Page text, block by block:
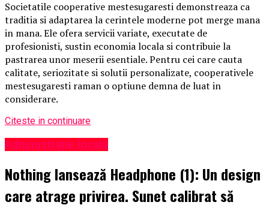
Societatile cooperative mestesugaresti demonstreaza ca
traditia si adaptarea la cerintele moderne pot merge mana
in mana. Ele ofera servicii variate, executate de
profesionisti, sustin economia locala si contribuie la
pastrarea unor meserii esentiale. Pentru cei care cauta
calitate, seriozitate si solutii personalizate, cooperativele
mestesugaresti raman o optiune demna de luat in
considerare.
Citeste in continuare
Administrație locală
Nothing lansează Headphone (1): Un design
care atrage privirea. Sunet calibrat să